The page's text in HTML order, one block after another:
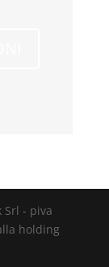
- piva
holding